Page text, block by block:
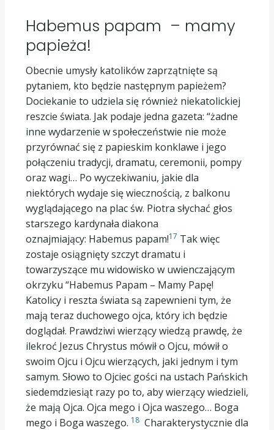
Habemus papam – mamy
papieża!
Obecnie umysły katolików zaprzątnięte są
pytaniem, kto będzie następnym papieżem?
Dociekanie to udziela się również niekatolickiej
reszcie świata. Jak podaje jedna gazeta: “żadne
inne wydarzenie w społeczeństwie nie może
przyrównać się z papieskim konklawe i jego
połączeniu tradycji, dramatu, ceremonii, pompy
oraz wagi… Po wyczekiwaniu, jakie dla
niektórych wydaje się wiecznością, z balkonu
wyglądającego na plac św. Piotra słychać głos
starszego kardynała diakona
oznajmiający: Habemus papam!17 Tak więc
zostaje osiągnięty szczyt dramatu i
towarzyszące mu widowisko w uwienczającym
okrzyku “Habemus Papam – Mamy Papę!
Katolicy i reszta świata są zapewnieni tym, że
mają teraz duchowego ojca, który ich będzie
doglądał. Prawdziwi wierzący wiedzą prawdę, że
ilekroć Jezus Chrystus mówił o Ojcu, mówił o
swoim Ojcu i Ojcu wierzących, jaki jednym i tym
samym. Słowo to Ojciec gości na ustach Pańskich
siedemdziesiąt razy po to, aby wierzący wiedzieli,
że mają Ojca. Ojca mego i Ojca waszego… Boga
mego i Boga waszego. 18 Charakterystycznie dla